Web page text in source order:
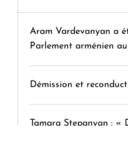
Aram Vardevanyan a
Parlement arménien
Démission et
Tamara Stepanyan : «